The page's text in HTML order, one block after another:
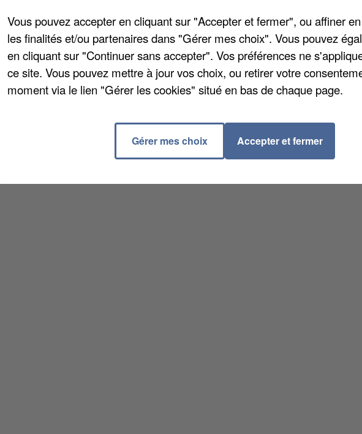
Rue du moulin
60360 Auchy La Montagne
Vous pouvez accepter en cliquant sur "Accepter et fermer", ou affiner
les finalités et/ou partenaires dans "Gérer mes choix". Vous pouvez
en cliquant sur "Continuer sans accepter". Vos préférences ne
ce site. Vous pouvez mettre à jour vos choix, ou retirer votre
moment via le lien "Gérer les cookies" situé en bas de chaque page.
Gérer mes choix Accepter et fermer